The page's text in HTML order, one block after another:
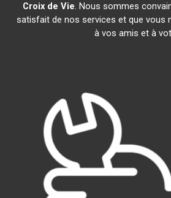
Croix de Vie. Nous sommes
satisfait de nos services et que vous
à vos amis et à